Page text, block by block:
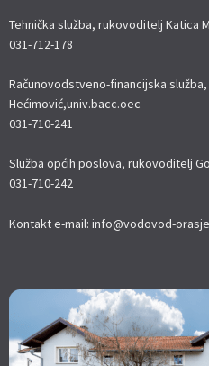
Tehnička služba, rukovoditelj Katica
031-712-178
Računovodstveno-financijska
Hećimović,univ.bacc.oec
031-710-241
Služba općih poslova, rukovoditelj
031-710-242
Kontakt e-mail: info@vodovod-